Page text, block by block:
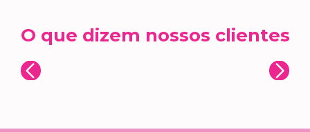
O que dizem nossos clientes